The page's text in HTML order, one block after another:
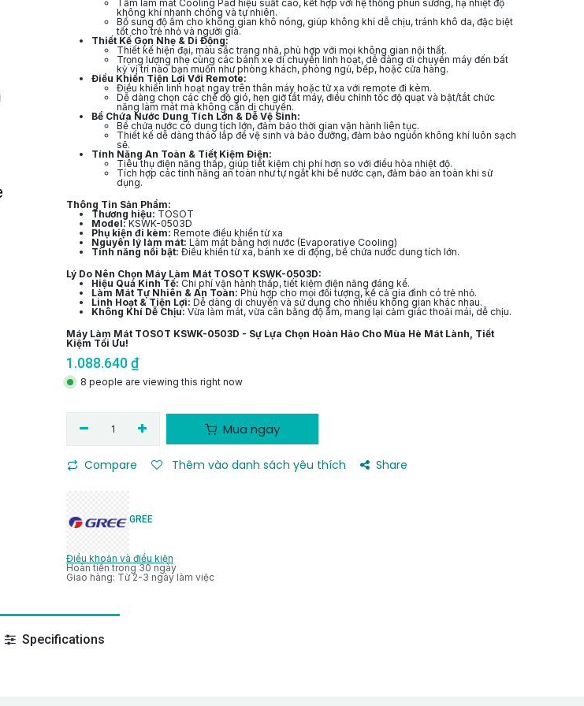
Tấm làm mát Cooling Pad hiệu suất cao, kết hợp với hệ thống phun sương, hạ nhiệt độ
không khí nhanh chóng và tự nhiên.
Bổ sung độ ẩm cho không gian khô nóng, giúp không khí dễ chịu, tránh khô da, đặc biệt
tốt cho trẻ nhỏ và người già.
Thiết Kế Gọn Nhẹ & Di Động:
Thiết kế hiện đại, màu sắc trang nhã, phù hợp với mọi không gian nội thất.
Trọng lượng nhẹ cùng các bánh xe di chuyển linh hoạt, dễ dàng di chuyển máy đến bất
kỳ vị trí nào bạn muốn như phòng khách, phòng ngủ, bếp, hoặc cửa hàng.
Điều Khiển Tiện Lợi Với Remote:
Điều khiển linh hoạt ngay trên thân máy hoặc từ xa với remote đi kèm.
Dễ dàng chọn các chế độ gió, hẹn giờ tắt máy, điều chỉnh tốc độ quạt và bật/tắt chức
năng làm mát mà không cần di chuyển.
Bể Chứa Nước Dung Tích Lớn & Dễ Vệ Sinh:
Bể chứa nước có dung tích lớn, đảm bảo thời gian vận hành liên tục.
Thiết kế dễ dàng tháo lắp để vệ sinh và bảo dưỡng, đảm bảo nguồn không khí luôn sạch
sẽ.
Tính Năng An Toàn & Tiết Kiệm Điện:
Tiêu thụ điện năng thấp, giúp tiết kiệm chi phí hơn so với điều hòa nhiệt độ.
Tích hợp các tính năng an toàn như tự ngắt khi bể nước cạn, đảm bảo an toàn khi sử
dụng.
Thông Tin Sản Phẩm:
Thương hiệu: TOSOT
Model:KSWK-0503D
Phụ kiện đi kèm: Remote điều khiển từ xa
Nguyên lý làm mát: Làm mát bằng hơi nước (Evaporative Cooling)
Tính năng nổi bật: Điều khiển từ xa, bánh xe di động, bể chứa nước dung tích lớn.
Lý Do Nên Chọn Máy Làm Mát TOSOT KSWK-0503D:
Hiệu Quả Kinh Tế: Chi phí vận hành thấp, tiết kiệm điện năng đáng kể.
Làm Mát Tự Nhiên & An Toàn: Phù hợp cho mọi đối tượng, kể cả gia đình có trẻ nhỏ.
Linh Hoạt & Tiện Lợi: Dễ dàng di chuyển và sử dụng cho nhiều không gian khác nhau.
Không Khí Dễ Chịu: Vừa làm mát, vừa cân bằng độ ẩm, mang lại cảm giác thoải mái, dễ chịu.
Máy Làm Mát TOSOT KSWK-0503D - Sự Lựa Chọn Hoàn Hảo Cho Mùa Hè Mát Lành, Tiết
Kiệm Tối Ưu!
1.088.640₫
8 people are viewing this right now
Mua ngay
Compare Thêm vào danh sách yêu thích Share
GREE
Điều khoản và điều kiện
Hoàn tiền trong 30 ngày
Giao hàng: Từ 2-3 ngày làm việc
Specifications